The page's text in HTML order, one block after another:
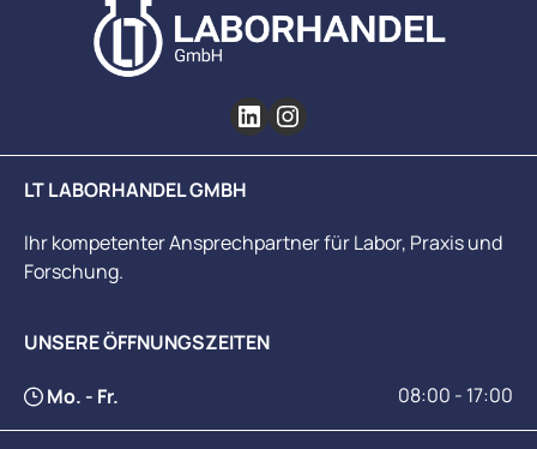
LT LABORHANDEL GMBH
Ihr kompetenter Ansprechpartner für Labor, Praxis und
Forschung.
UNSERE ÖFFNUNGSZEITEN
Mo. - Fr. 08:00 - 17:00